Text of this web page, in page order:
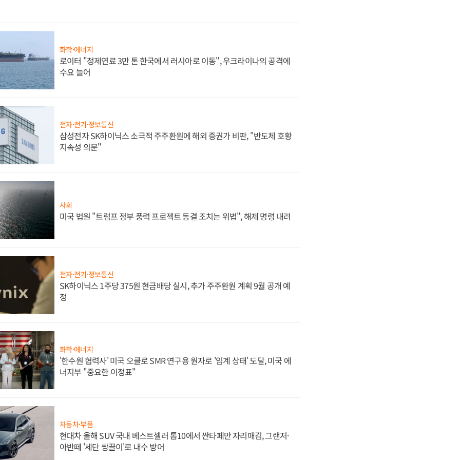
화학·에너지
로이터 "정제연료 3만 톤 한국에서 러시아로 이동", 우크라이나의 공격에
수요 늘어
전자·전기·정보통신
삼성전자 SK하이닉스 소극적 주주환원에 해외 증권가 비판, "반도체 호황
지속성 의문"
사회
미국 법원 "트럼프 정부 풍력 프로젝트 동결 조치는 위법", 해제 명령 내려
전자·전기·정보통신
SK하이닉스 1주당 375원 현금배당 실시, 추가 주주환원 계획 9월 공개 예
정
화학·에너지
'한수원 협력사' 미국 오클로 SMR 연구용 원자로 '임계 상태' 도달, 미국 에
너지부 "중요한 이정표"
자동차·부품
현대차 올해 SUV 국내 베스트셀러 톱10에서 싼타페만 자리매김, 그랜저·
아반떼 '세단 쌍끌이'로 내수 방어